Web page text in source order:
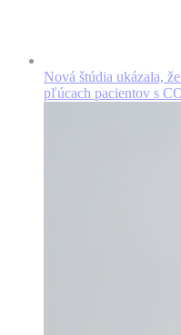
Nová štúdia ukázala,
pľúcach pacientov s